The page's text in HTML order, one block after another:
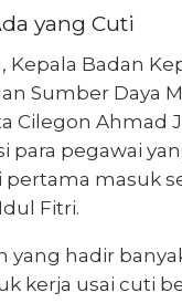
yang Cuti
Kepala Badan
Sumber Daya
Cilegon Ahmad
para pegawai
pertama masuk
Fitri.
yang hadir
kerja usai cuti